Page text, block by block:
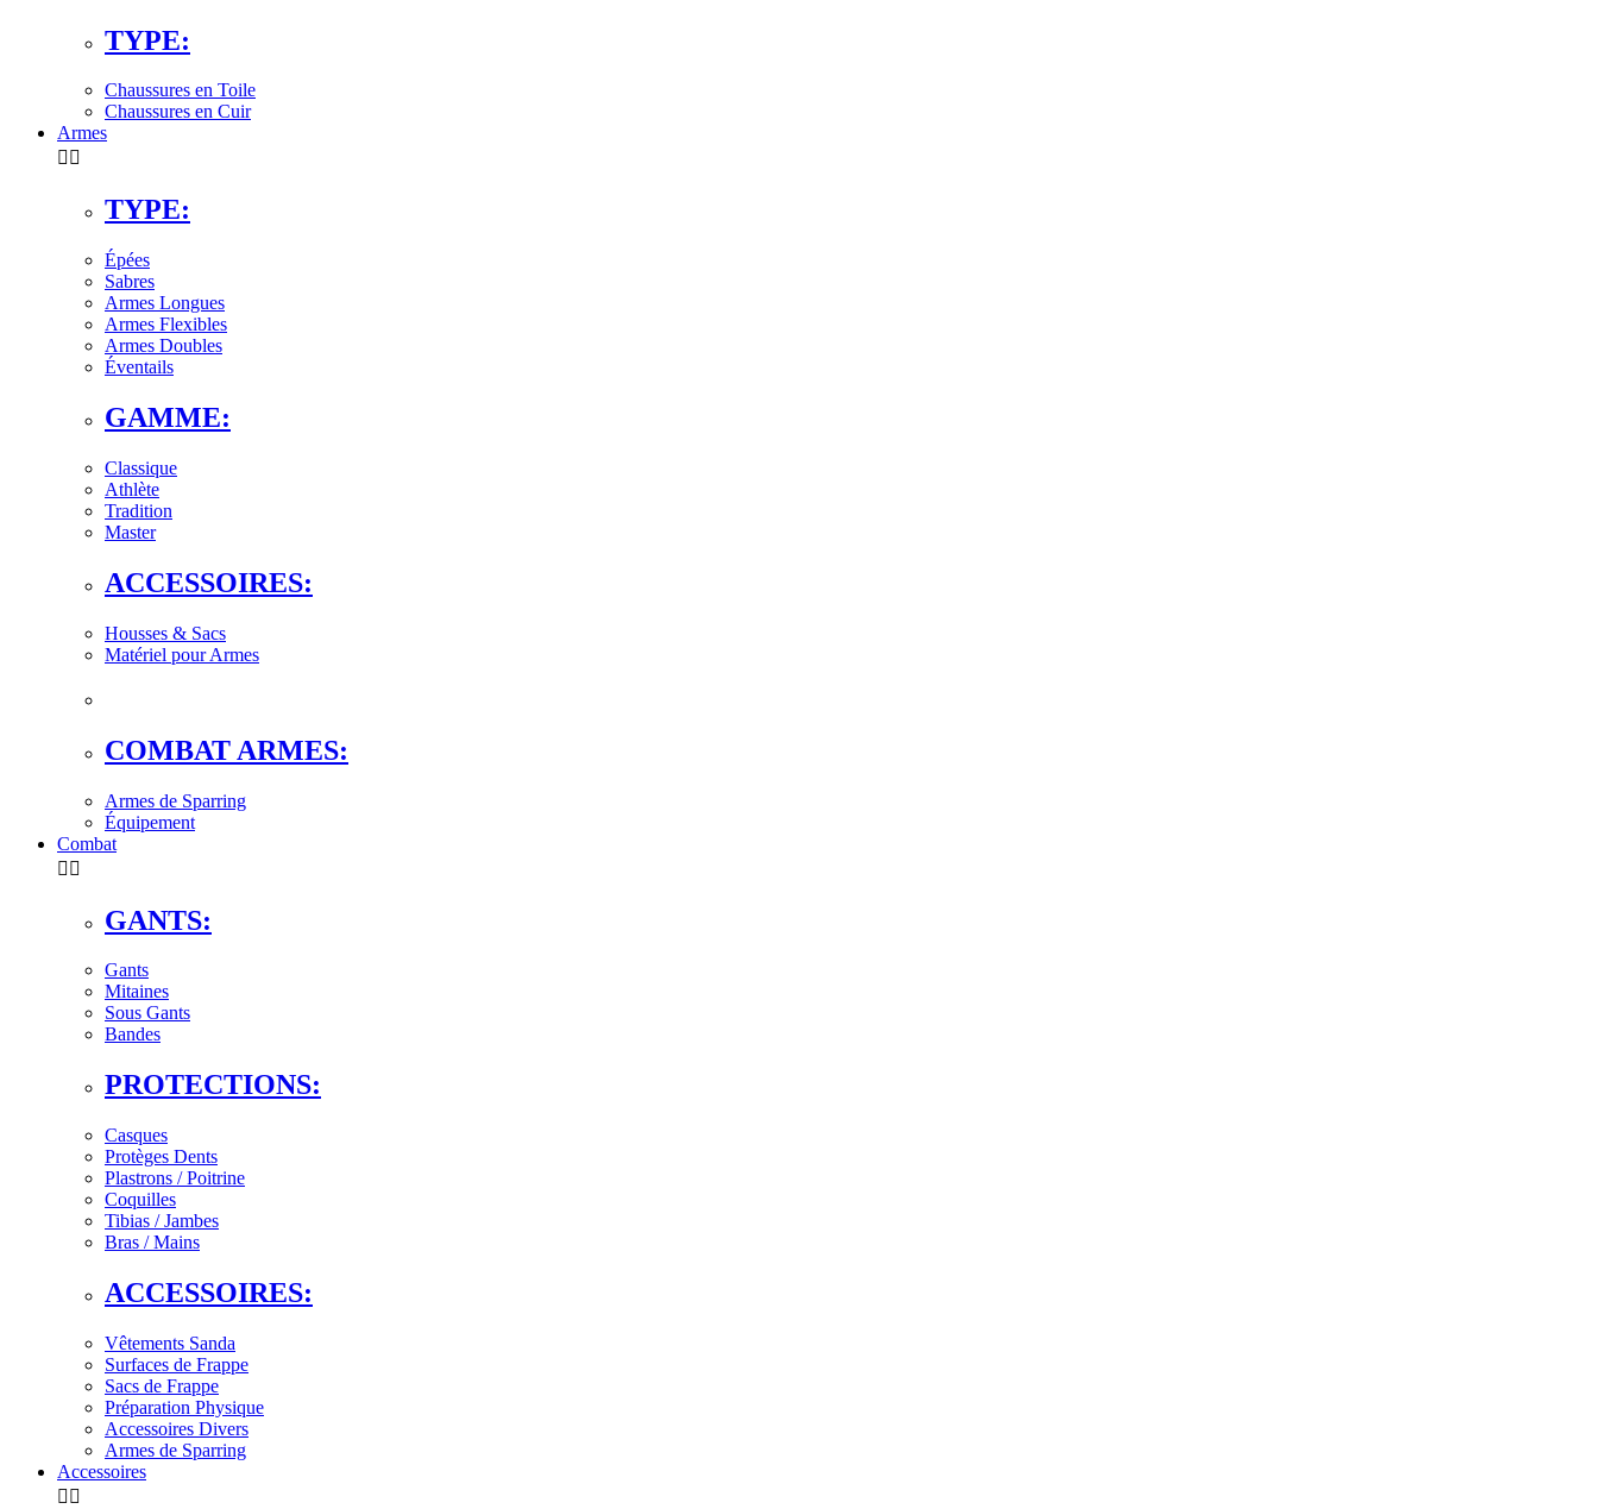
TYPE:
Chaussures en Toile
Chaussures en Cuir
Armes
 
TYPE:
Épées
Sabres
Armes Longues
Armes Flexibles
Armes Doubles
Éventails
GAMME:
Classique
Athlète
Tradition
Master
ACCESSOIRES:
Housses & Sacs
Matériel pour Armes
COMBAT ARMES:
Armes de Sparring
Équipement
Combat
 
GANTS:
Gants
Mitaines
Sous Gants
Bandes
PROTECTIONS:
Casques
Protèges Dents
Plastrons / Poitrine
Coquilles
Tibias / Jambes
Bras / Mains
ACCESSOIRES:
Vêtements Sanda
Surfaces de Frappe
Sacs de Frappe
Préparation Physique
Accessoires Divers
Armes de Sparring
Accessoires
 